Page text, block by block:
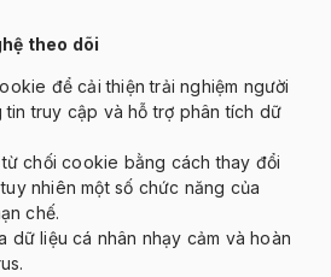
ệ theo dõi
để cải thiện trải nghiệm người
tin truy cập và hỗ trợ phân tích dữ
chối cookie bằng cách thay đổi
nhiên một số chức năng của
chế.
dữ liệu cá nhân nhạy cảm và hoàn